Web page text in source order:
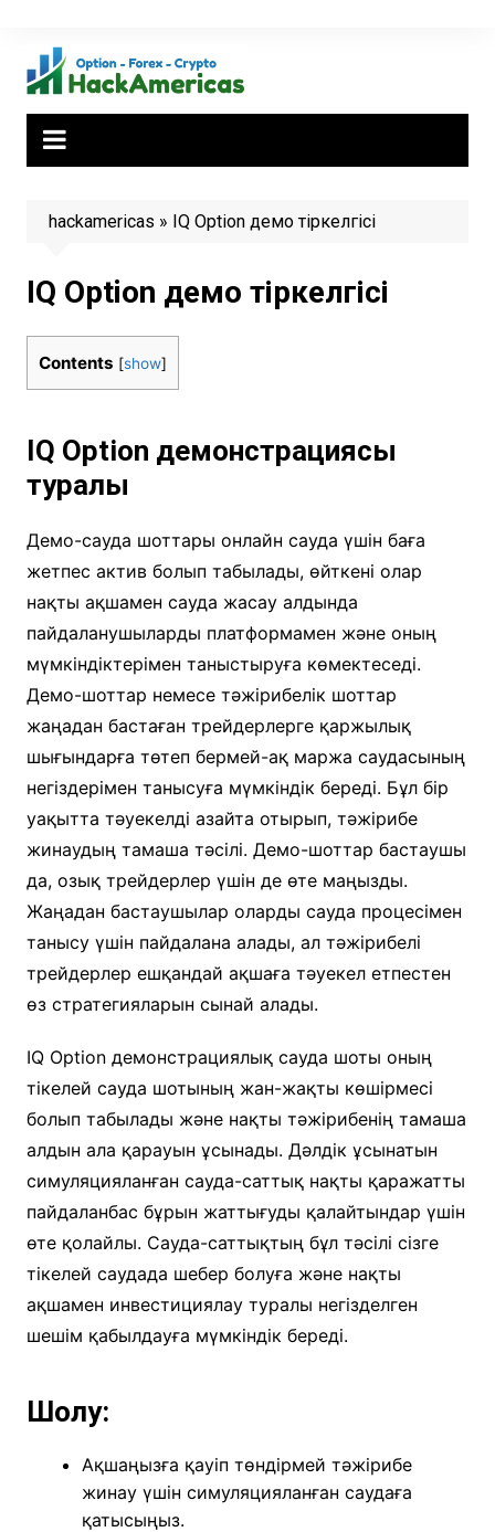
content
hackamericas » IQ Option демо тіркелгісі
IQ Option демо тіркелгісі
Contents [show]
IQ Option демонстрациясы
туралы
Демо-сауда шоттары онлайн сауда үшін баға
жетпес актив болып табылады, өйткені олар
нақты ақшамен сауда жасау алдында
пайдаланушыларды платформамен және оның
мүмкіндіктерімен таныстыруға көмектеседі.
Демо-шоттар немесе тәжірибелік шоттар
жаңадан бастаған трейдерлерге қаржылық
шығындарға төтеп бермей-ақ маржа саудасының
негіздерімен танысуға мүмкіндік береді. Бұл бір
уақытта тәуекелді азайта отырып, тәжірибе
жинаудың тамаша тәсілі. Демо-шоттар бастаушы
да, озық трейдерлер үшін де өте маңызды.
Жаңадан бастаушылар оларды сауда процесімен
танысу үшін пайдалана алады, ал тәжірибелі
трейдерлер ешқандай ақшаға тәуекел етпестен
өз стратегияларын сынай алады.
IQ Option демонстрациялық сауда шоты оның
тікелей сауда шотының жан-жақты көшірмесі
болып табылады және нақты тәжірибенің тамаша
алдын ала қарауын ұсынады. Дәлдік ұсынатын
симуляцияланған сауда-саттық нақты қаражатты
пайдаланбас бұрын жаттығуды қалайтындар үшін
өте қолайлы. Сауда-саттықтың бұл тәсілі сізге
тікелей саудада шебер болуға және нақты
ақшамен инвестициялау туралы негізделген
шешім қабылдауға мүмкіндік береді.
Шолу:
Ақшаңызға қауіп төндірмей тәжірибе
жинау үшін симуляцияланған саудаға
қатысыңыз.